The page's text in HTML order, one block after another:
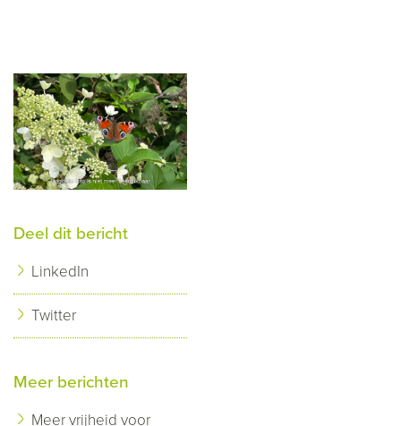
Deel dit bericht
LinkedIn
Twitter
Meer berichten
Meer vrijheid voor